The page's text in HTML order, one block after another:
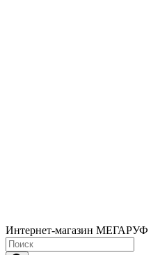
Интернет-магазин МЕГАРУФ